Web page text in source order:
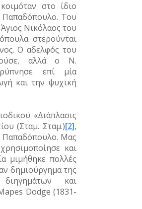
στο ίδιο
Παπαδόπουλο. Του
Νικόλαος του
στερούνται
Ο αδελφός του
αλλά ο Ν.
επί μία
και την ψυχική
«Διάπλασις
(Σταμ. Σταμ.)[2],
Παπαδόπουλο. Μας
και
μιμήθηκε πολλές
δημιούργημα της
και
Dodge (1831-